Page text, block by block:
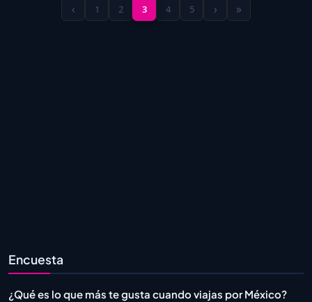
‹ 1 2 3 4 5 › »
Encuesta
¿Qué es lo que más te gusta cuando viajas por México?